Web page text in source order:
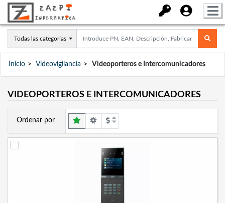
Todas las categorías
Inicio Videovigilancia Videoporteros e Intercomunicadores
VIDEOPORTEROS E INTERCOMUNICADORES
Ordenar por